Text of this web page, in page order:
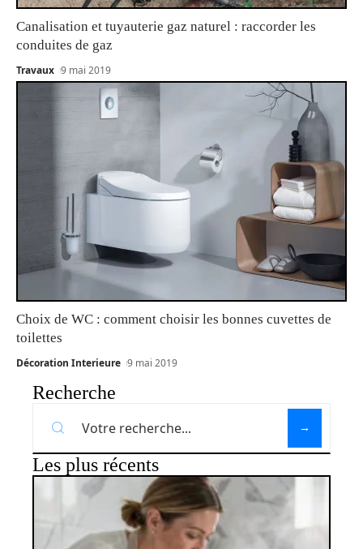
Canalisation et tuyauterie gaz naturel : raccorder les
conduites de gaz
Travaux 9 mai 2019
Choix de WC : comment choisir les bonnes cuvettes de
toilettes
Décoration Interieure 9 mai 2019
Recherche
Les plus récents